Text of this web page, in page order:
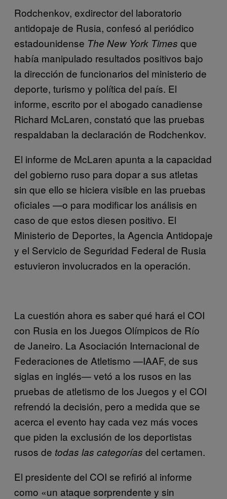
Rodchenkov, exdirector del laboratorio
antidopaje de Rusia, confesó al periódico
estadounidense The New York Times que
había manipulado resultados positivos bajo
la dirección de funcionarios del ministerio de
deporte, turismo y política del país. El
informe, escrito por el abogado canadiense
Richard McLaren, constató que las pruebas
respaldaban la declaración de Rodchenkov.
El informe de McLaren apunta a la capacidad
del gobierno ruso para dopar a sus atletas
sin que ello se hiciera visible en las pruebas
oficiales —o para modificar los análisis en
caso de que estos diesen positivo. El
Ministerio de Deportes, la Agencia Antidopaje
y el Servicio de Seguridad Federal de Rusia
estuvieron involucrados en la operación.
La cuestión ahora es saber qué hará el COI
con Rusia en los Juegos Olímpicos de Río
de Janeiro. La Asociación Internacional de
Federaciones de Atletismo —IAAF, de sus
siglas en inglés— vetó a los rusos en las
pruebas de atletismo de los Juegos y el COI
refrendó la decisión, pero a medida que se
acerca el evento hay cada vez más voces
que piden la exclusión de los deportistas
rusos de todas las categorías del certamen.
El presidente del COI se refirió al informe
como «un ataque sorprendente y sin